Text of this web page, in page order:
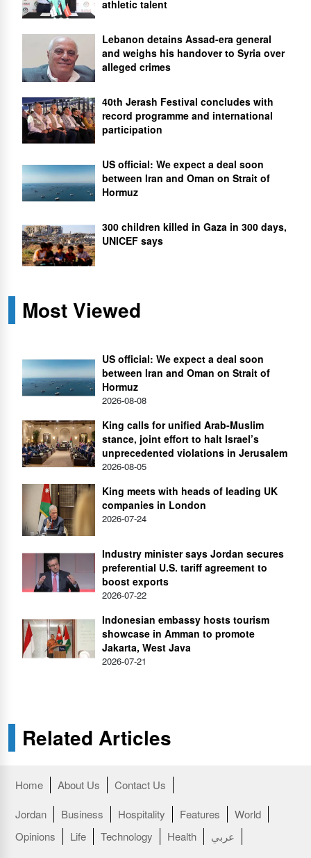
athletic talent
Lebanon detains Assad-era general
and weighs his handover to Syria over
alleged crimes
40th Jerash Festival concludes with
record programme and international
participation
US official: We expect a deal soon
between Iran and Oman on Strait of
Hormuz
300 children killed in Gaza in 300 days,
UNICEF says
Most Viewed
US official: We expect a deal soon
between Iran and Oman on Strait of
Hormuz
2026-08-08
King calls for unified Arab-Muslim
stance, joint effort to halt Israel’s
unprecedented violations in Jerusalem
2026-08-05
King meets with heads of leading UK
companies in London
2026-07-24
Industry minister says Jordan secures
preferential U.S. tariff agreement to
boost exports
2026-07-22
Indonesian embassy hosts tourism
showcase in Amman to promote
Jakarta, West Java
2026-07-21
Related Articles
Home About Us
Contact Us
Jordan
Business Hospitality Features
World
Opinions
Life Technology Health عربي